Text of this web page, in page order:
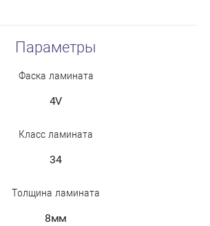
Параметры
Фаска ламината
4V
Класс ламината
34
Толщина ламината
8мм